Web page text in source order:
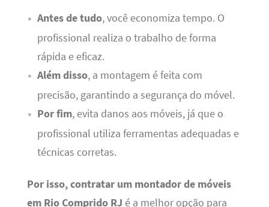
Antes de tudo, você economiza tempo. O
profissional realiza o trabalho de forma
rápida e eficaz.
Além disso, a montagem é feita com
precisão, garantindo a segurança do móvel.
Por fim, evita danos aos móveis, já que o
profissional utiliza ferramentas adequadas e
técnicas corretas.
Por isso, contratar um montador de móveis
em Rio Comprido RJ é a melhor opção para